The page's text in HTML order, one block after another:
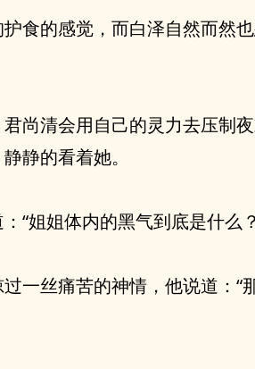
食的感觉，而白泽自然而然
尚清会用自己的灵力去压制
静的看着她。
“姐姐体内的黑气到底是什么
一丝痛苦的神情，他说道：“